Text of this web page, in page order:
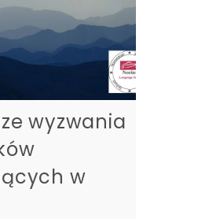
wyzwania
w